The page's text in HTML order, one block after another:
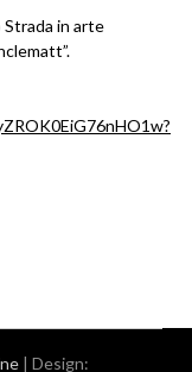
Strada in arte
| Design: